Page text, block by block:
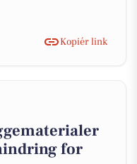
Kopiér link
for